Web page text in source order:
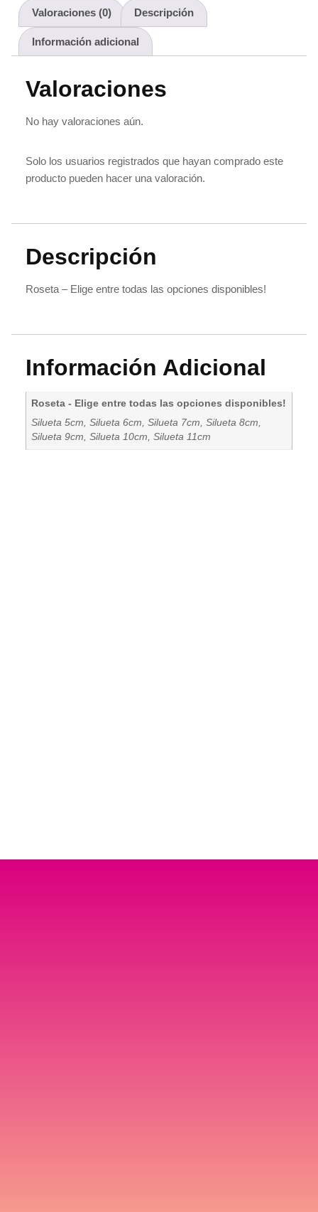
Valoraciones (0) Descripción
Información adicional
Valoraciones
No hay valoraciones aún.
Solo los usuarios registrados que hayan comprado este
producto pueden hacer una valoración.
Descripción
Roseta – Elige entre todas las opciones disponibles!
Información Adicional
Roseta - Elige entre todas las opciones disponibles!
Silueta 5cm, Silueta 6cm, Silueta 7cm, Silueta 8cm,
Silueta 9cm, Silueta 10cm, Silueta 11cm